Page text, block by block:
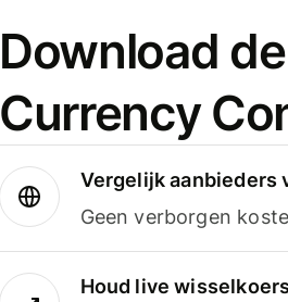
Download
Currency
Vergelijk aanbieders
Geen verborgen
Houd live